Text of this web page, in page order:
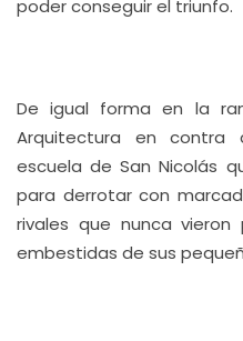
poder conseguir el triunfo.
De igual forma en la
Arquitectura en
escuela de San Nicolás
para derrotar con
rivales que nunca
embestidas de sus